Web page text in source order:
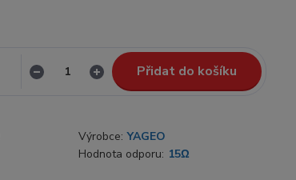
Přidat do košíku
Výrobce: YAGEO
Hodnota odporu: 15Ω